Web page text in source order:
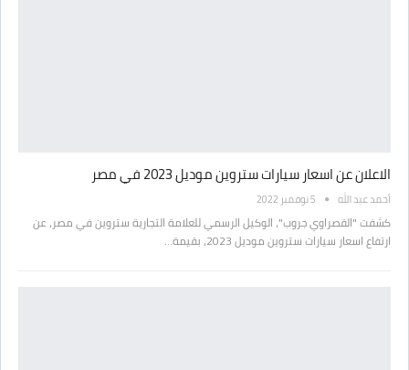
الاعلان عن اسعار سيارات ستروين موديل 2023 في مصر
أحمد عبد الله 5 نوفمبر 2022
كشفت "القصراوي جروب"، الوكيل الرسمي للعلامة التجارية ستروين في مصر، عن
ارتفاع اسعار سيارات ستروين موديل 2023، بقيمة…